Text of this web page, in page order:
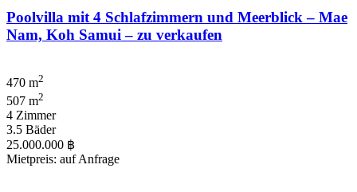
Poolvilla mit 4 Schlafzimmern und Meerblick – Mae
Nam, Koh Samui – zu verkaufen
470 m2
507 m2
4 Zimmer
3.5 Bäder
25.000.000 ฿
Mietpreis: auf Anfrage